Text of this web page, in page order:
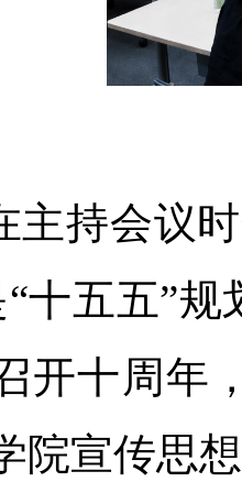
主持会议
“十五五”
开十周年
院宣传思